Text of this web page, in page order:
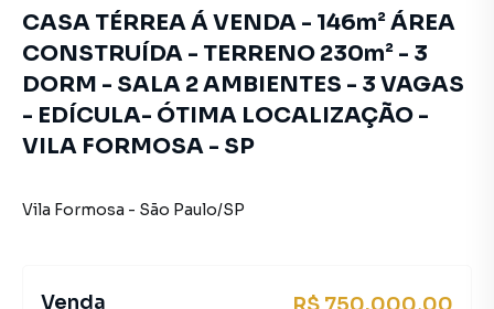
CASA TÉRREA Á VENDA - 146m² ÁREA
CONSTRUÍDA - TERRENO 230m² - 3
DORM - SALA 2 AMBIENTES - 3 VAGAS
- EDÍCULA- ÓTIMA LOCALIZAÇÃO -
VILA FORMOSA - SP
Vila Formosa - São Paulo/SP
Venda